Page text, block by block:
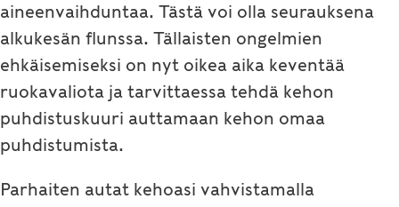
aineenvaihduntaa. Tästä voi olla seurauksena
alkukesän flunssa. Tällaisten ongelmien
ehkäisemiseksi on nyt oikea aika keventää
ruokavaliota ja tarvittaessa tehdä kehon
puhdistuskuuri auttamaan kehon omaa
puhdistumista.
Parhaiten autat kehoasi vahvistamalla